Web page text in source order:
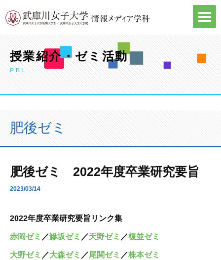
授業紹介・ゼミ活動
PBL
肥後ゼミ
肥後ゼミ 2022年度卒業研究要旨
2023/03/14
2022年度卒業研究要旨リンク集
赤岡ゼミ ／鰺坂ゼミ ／天野ゼミ ／榎並ゼミ
大野ゼミ ／大森ゼミ ／尾関ゼミ ／株本ゼミ